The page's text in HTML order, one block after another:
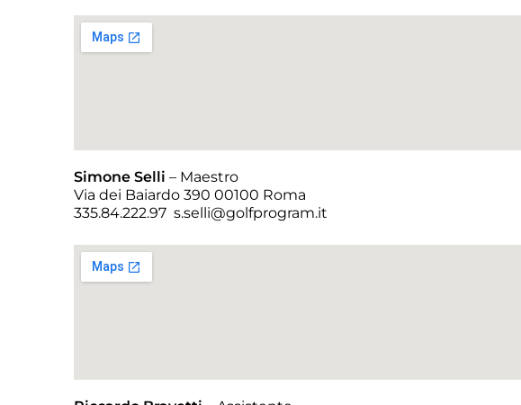
Simone Selli – Maestro
Via dei Baiardo 390 00100 Roma
335.84.222.97 s.selli@golfprogram.it